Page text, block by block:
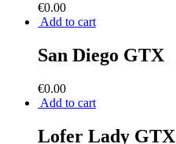
€0.00
Add to cart
San Diego GTX
€0.00
Add to cart
Lofer Lady GTX